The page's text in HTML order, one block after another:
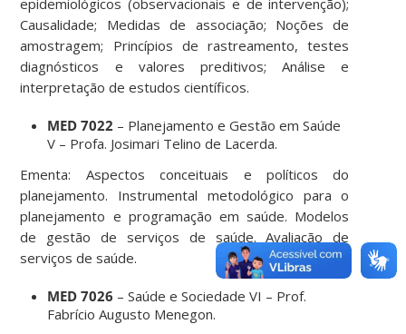
Causalidade; Medidas de associação; Noções de
amostragem; Princípios de rastreamento, testes
diagnósticos e valores preditivos; Análise e
interpretação de estudos científicos.
MED 7022 – Planejamento e Gestão em Saúde
V – Profa. Josimari Telino de Lacerda.
Ementa: Aspectos conceituais e políticos do
planejamento. Instrumental metodológico para o
planejamento e programação em saúde. Modelos
de gestão de serviços de saúde. Avaliação de
serviços de saúde.
MED 7026 – Saúde e Sociedade VI – Prof.
Fabrício Augusto Menegon.